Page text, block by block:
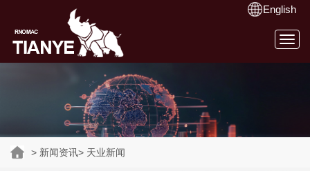
English
> 新闻资讯> 天业新闻